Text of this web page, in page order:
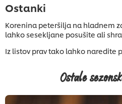
Ostanki
Korenina peteršilja na hladnem
lahko sesekljane posušite ali
Iz listov prav tako lahko naredite
Ostale